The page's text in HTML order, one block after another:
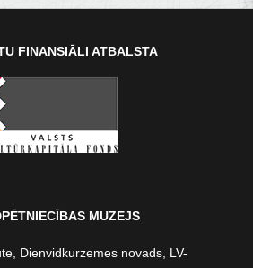
FINANSIĀLI ATBALSTA
MUZEJS
Dienvidkurzemes novads, LV-